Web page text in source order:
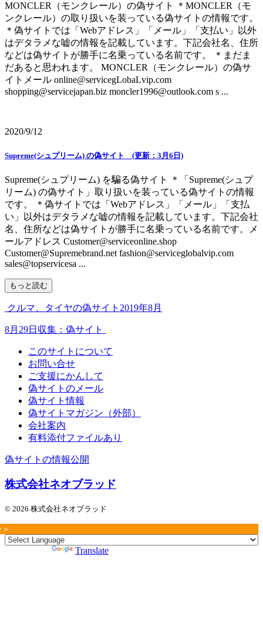
MONCLER（モンクレール）の偽サイト ＊MONCLER（モ
ンクレール）の取り扱いを装っている偽サイトの情報です。
＊偽サイトでは「Webアドレス」「メール」「支払い」以外
はデタラメな嘘の情報を記載しています。下記会社名、住所
などは偽サイトが勝手に名乗っている名前です。 ＊まだま
だあると思われます。 MONCLER（モンクレール）の偽サ
イトメール online@servicegLobaLvip.com
shopping@servicejapan.biz moncler1996@outlook.com s ...
2020/9/12
Supreme(シュプリーム) の偽サイト (更新：3月6日)
Supreme(シュプリーム) を騙る偽サイト ＊「Supreme(シュプ
リーム) の偽サイト」取り扱いを装っている偽サイトの情報
です。 ＊偽サイトでは「Webアドレス」「メール」「支払
い」以外はデタラメな嘘の情報を記載しています。下記会社
名、住所などは偽サイトが勝手に名乗っている名前です。メ
ールアドレス Customer@serviceonline.shop
Customer@Supremebrand.net fashion@serviceglobalvip.com
sales@topservicesa ...
もっと読む
クルマ、タイヤの偽サイト2019年8月
8月29日収集：偽サイト
このサイトについて
お問い合せ
ご支援にかんして
偽サイトのメール
偽サイト情報
偽サイトマガジン（外部）
会社案内
有料添付ファイルあり
偽サイトの情報公開
株式会社ネオブラッド
© 2026 株式会社ネオブラッド
»
Translate